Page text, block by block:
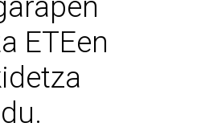
ETEen